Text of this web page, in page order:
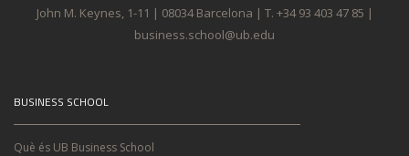
John M. Keynes, 1-11 | 08034 Barcelona | T. +34 93 403 47 85 |
business.school@ub.edu
BUSINESS SCHOOL
Què és UB Business School